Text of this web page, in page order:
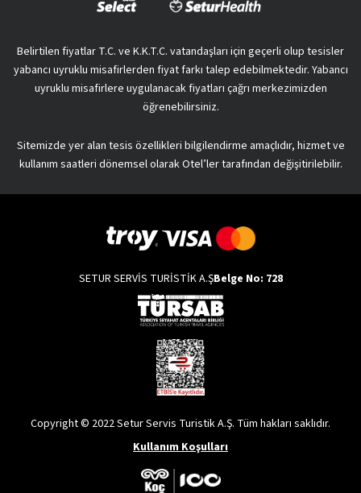
Belirtilen fiyatlar T.C. ve K.K.T.C. vatandaşları için geçerli olup tesisler
yabancı uyruklu misafirlerden fiyat farkı talep edebilmektedir. Yabancı
uyruklu misafirlere uygulanacak fiyatları çağrı merkezimizden
öğrenebilirsiniz.
Sitemizde yer alan tesis özellikleri bilgilendirme amaçlıdır, hizmet ve
kullanım saatleri dönemsel olarak Otel’ler tarafından değişitirilebilir.
SETUR SERVİS TURİSTİK A.ŞBelge No: 728
Copyright © 2022 Setur Servis Turistik A.Ş. Tüm hakları saklıdır.
Kullanım Koşulları